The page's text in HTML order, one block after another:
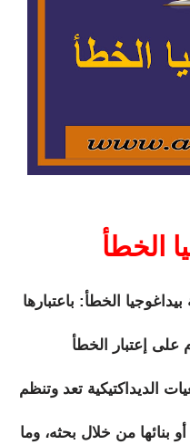
الخطأ
الخطأ: باعتبارها
على إعتبار الخطأ
الديداكتيكية تعد وتنظم
بنائها من خلال بحثه، وما